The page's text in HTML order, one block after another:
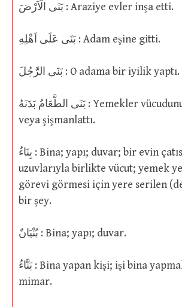
بَنَى الْاَرْضَ : Araziye evler inşa etti.
بَنَى عَلَى اَهْلِهِ : Adam eşine gitti.
بَنَى الرَّجُلَ : O adama bir iyilik yaptı.
بَنَى الطَّعَامُ بَدَنَهُ : Yemekler vücudunu yapılandırdı
veya şişmanlattı.
بِنَاءٌ : Bina; yapı; duvar; bir evin çatısı veya tavanı;
uzuvlarıyla birlikte vücut; yemek
görevi görmesi için yere serilen
bir şey.
بُنْيَانٌ : Bina; yapı; duvar.
بَنَّاءٌ : Bina yapan kişi; işi bina yapmak olan kişi;
mimar.